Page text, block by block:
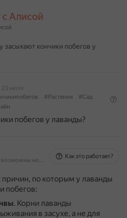
с Алисой
засыхают кончики побегов у
23 июля
#Растения
#Сад
побегов у лаванды?
На основе источников, возможны неточности
Как это работает?
по которым у лаванды
побегов:
. Корни лаванды
в засухе, а не для